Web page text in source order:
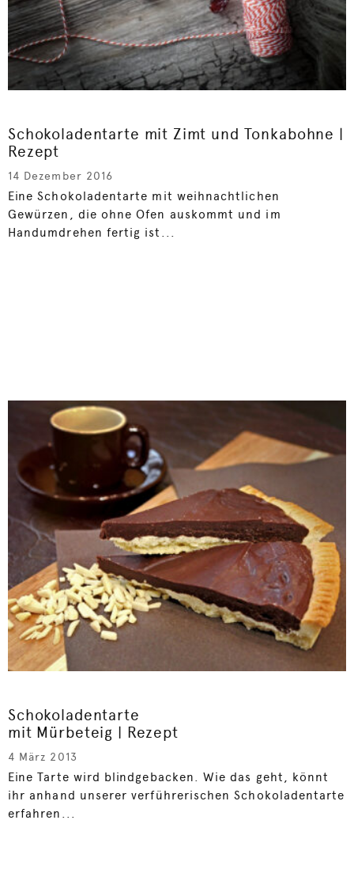
Schokoladentarte mit Zimt und Tonkabohne |
Rezept
14 Dezember 2016
Eine Schokoladentarte mit weihnachtlichen
Gewürzen, die ohne Ofen auskommt und im
Handumdrehen fertig ist...
Schokoladentarte
mit Mürbeteig | Rezept
4 März 2013
Eine Tarte wird blindgebacken. Wie das geht, könnt
ihr anhand unserer verführerischen Schokoladentarte
erfahren...